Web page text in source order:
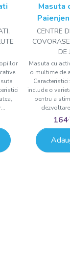
Masuta
CENTRE
DE
Masuta cu
o multime de
include o
pentru a
164